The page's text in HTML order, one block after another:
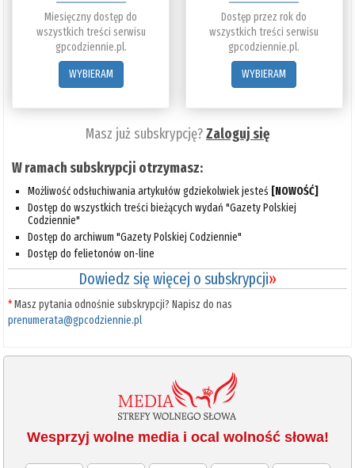
Miesięczny dostęp do
wszystkich treści serwisu
gpcodziennie.pl.
WYBIERAM
Dostęp przez rok do
wszystkich treści serwisu
gpcodziennie.pl.
WYBIERAM
Masz już subskrypcję?Zaloguj się
W ramach subskrypcji otrzymasz:
Możliwość odsłuchiwania artykułów gdziekolwiek jesteś [NOWOŚĆ]
Dostęp do wszystkich treści bieżących wydań "Gazety Polskiej
Codziennie"
Dostęp do archiwum "Gazety Polskiej Codziennie"
Dostęp do felietonów on-line
Dowiedz się więcej o subskrypcji»
*Masz pytania odnośnie subskrypcji? Napisz do nas
prenumerata@gpcodziennie.pl
Wesprzyj wolne media i ocal wolność słowa!